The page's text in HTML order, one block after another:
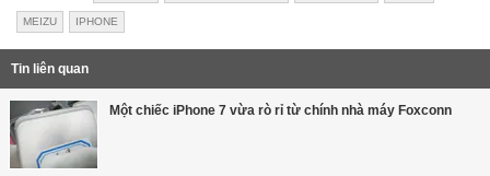
MEIZU IPHONE
Tin liên quan
Một chiếc iPhone 7 vừa rò rỉ từ chính nhà máy Foxconn